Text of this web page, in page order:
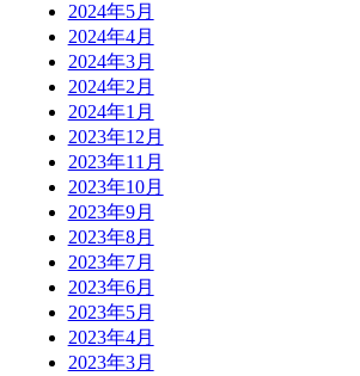
2024年5月
2024年4月
2024年3月
2024年2月
2024年1月
2023年12月
2023年11月
2023年10月
2023年9月
2023年8月
2023年7月
2023年6月
2023年5月
2023年4月
2023年3月